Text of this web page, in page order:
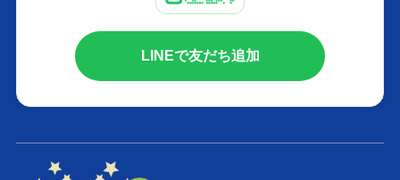
LINEで友だち追加